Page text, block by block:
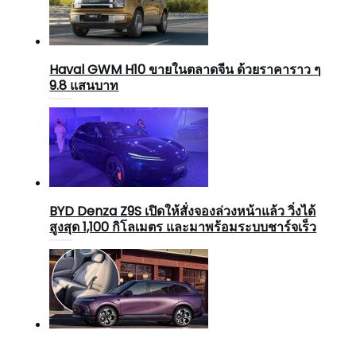
Haval GWM H10 ขายในตลาดจีน ด้วยราคาราว ๆ
9.8 แสนบาท
BYD Denza Z9S เปิดให้สั่งจองล่วงหน้าแล้ว วิ่งได้
สูงสุด 1,100 กิโลเมตร และมาพร้อมระบบชาร์จเร็ว